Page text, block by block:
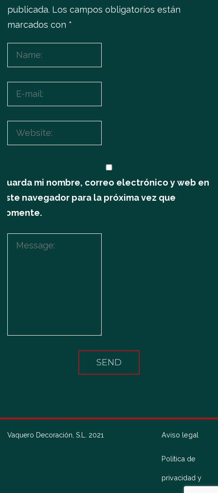
publicada. Los campos obligatorios están
marcados con *
Guarda mi nombre, correo electrónico y web en
este navegador para la próxima vez que
comente.
Vaquero Decoración, S.L. 2021 Aviso legal
Política de
privacidad y